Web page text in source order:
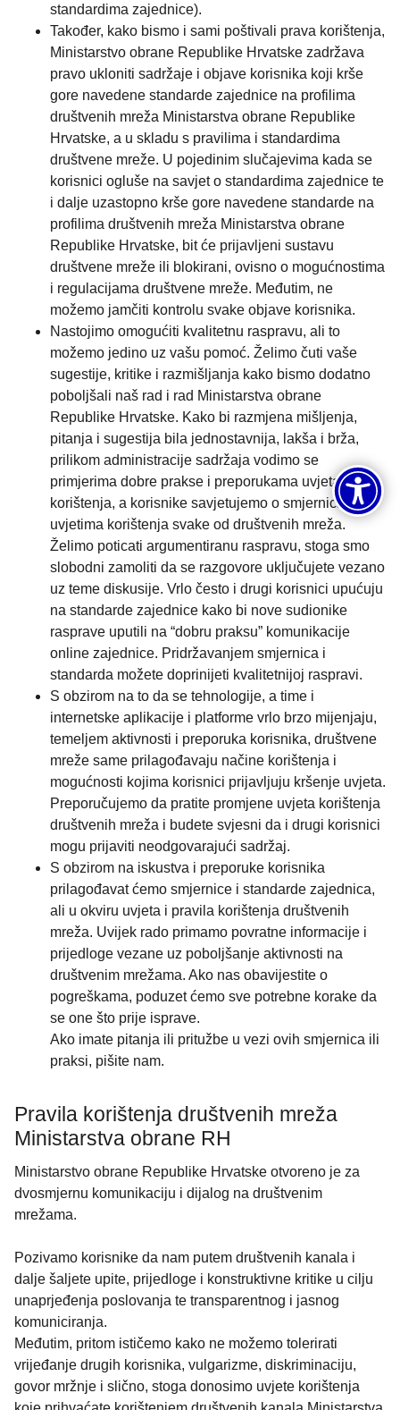
standardima zajednice).
Također, kako bismo i sami poštivali prava korištenja,
Ministarstvo obrane Republike Hrvatske zadržava
pravo ukloniti sadržaje i objave korisnika koji krše
gore navedene standarde zajednice na profilima
društvenih mreža Ministarstva obrane Republike
Hrvatske, a u skladu s pravilima i standardima
društvene mreže. U pojedinim slučajevima kada se
korisnici ogluše na savjet o standardima zajednice te
i dalje uzastopno krše gore navedene standarde na
profilima društvenih mreža Ministarstva obrane
Republike Hrvatske, bit će prijavljeni sustavu
društvene mreže ili blokirani, ovisno o mogućnostima
i regulacijama društvene mreže. Međutim, ne
možemo jamčiti kontrolu svake objave korisnika.
Nastojimo omogućiti kvalitetnu raspravu, ali to
možemo jedino uz vašu pomoć. Želimo čuti vaše
sugestije, kritike i razmišljanja kako bismo dodatno
poboljšali naš rad i rad Ministarstva obrane
Republike Hrvatske. Kako bi razmjena mišljenja,
pitanja i sugestija bila jednostavnija, lakša i brža,
prilikom administracije sadržaja vodimo se
primjerima dobre prakse i preporukama uvjeta
korištenja, a korisnike savjetujemo o smjernicama i
uvjetima korištenja svake od društvenih mreža.
Želimo poticati argumentiranu raspravu, stoga smo
slobodni zamoliti da se razgovore uključujete vezano
uz teme diskusije. Vrlo često i drugi korisnici upućuju
na standarde zajednice kako bi nove sudionike
rasprave uputili na “dobru praksu” komunikacije
online zajednice. Pridržavanjem smjernica i
standarda možete doprinijeti kvalitetnijoj raspravi.
S obzirom na to da se tehnologije, a time i
internetske aplikacije i platforme vrlo brzo mijenjaju,
temeljem aktivnosti i preporuka korisnika, društvene
mreže same prilagođavaju načine korištenja i
mogućnosti kojima korisnici prijavljuju kršenje uvjeta.
Preporučujemo da pratite promjene uvjeta korištenja
društvenih mreža i budete svjesni da i drugi korisnici
mogu prijaviti neodgovarajući sadržaj.
S obzirom na iskustva i preporuke korisnika
prilagođavat ćemo smjernice i standarde zajednica,
ali u okviru uvjeta i pravila korištenja društvenih
mreža. Uvijek rado primamo povratne informacije i
prijedloge vezane uz poboljšanje aktivnosti na
društvenim mrežama. Ako nas obavijestite o
pogreškama, poduzet ćemo sve potrebne korake da
se one što prije isprave.
Ako imate pitanja ili pritužbe u vezi ovih smjernica ili
praksi, pišite nam.
Pravila korištenja društvenih mreža
Ministarstva obrane RH
Ministarstvo obrane Republike Hrvatske otvoreno je za
dvosmjernu komunikaciju i dijalog na društvenim
mrežama.
Pozivamo korisnike da nam putem društvenih kanala i
dalje šaljete upite, prijedloge i konstruktivne kritike u cilju
unaprjeđenja poslovanja te transparentnog i jasnog
komuniciranja.
Međutim, pritom ističemo kako ne možemo tolerirati
vrijeđanje drugih korisnika, vulgarizme, diskriminaciju,
govor mržnje i slično, stoga donosimo uvjete korištenja